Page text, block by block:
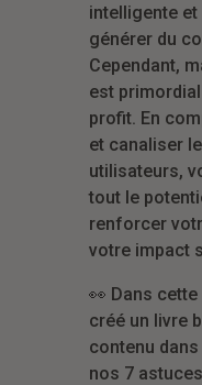
intelligente
générer du
Cependant,
est
profit. En
et canaliser
utilisateurs,
tout le
renforcer
votre impact
👀 Dans
créé un livre
contenu
nos 7